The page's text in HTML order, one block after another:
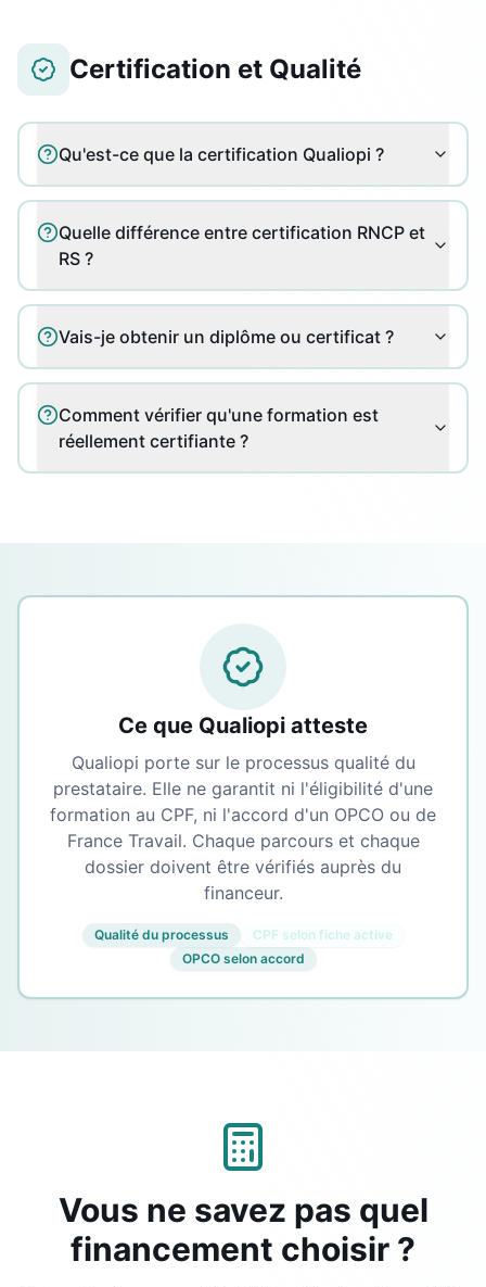
Certification et Qualité
Qu'est-ce que la certification Qualiopi ?
Quelle différence entre certification RNCP et
RS ?
Vais-je obtenir un diplôme ou certificat ?
Comment vérifier qu'une formation est
réellement certifiante ?
Ce que Qualiopi atteste
Qualiopi porte sur le processus qualité du
prestataire. Elle ne garantit ni l'éligibilité d'une
formation au CPF, ni l'accord d'un OPCO ou de
France Travail. Chaque parcours et chaque
dossier doivent être vérifiés auprès du
financeur.
Qualité du processus
CPF selon fiche active
OPCO selon accord
Vous ne savez pas quel
financement choisir ?